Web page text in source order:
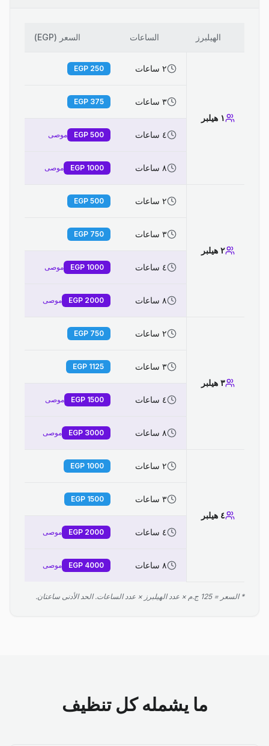
الهيلبرز الساعات السعر (EGP)
١ هيلبر
٢ ساعات 250
٣ ساعات 375
٤ ساعات 500 موصى
٨ ساعات 1000 موصى
٢ هيلبر
٢ ساعات 500
٣ ساعات 750
٤ ساعات 1000 موصى
٨ ساعات 2000 موصى
٣ هيلبر
٢ ساعات 750
٣ ساعات 1125
٤ ساعات 1500 موصى
٨ ساعات 3000 موصى
٤ هيلبر
٢ ساعات 1000
٣ ساعات 1500
٤ ساعات 2000 موصى
٨ ساعات 4000 موصى
* السعر = 125 ج.م × عدد الهيلبرز × عدد الساعات. الحد الأدنى ساعتان.
ما يشمله كل تنظيف